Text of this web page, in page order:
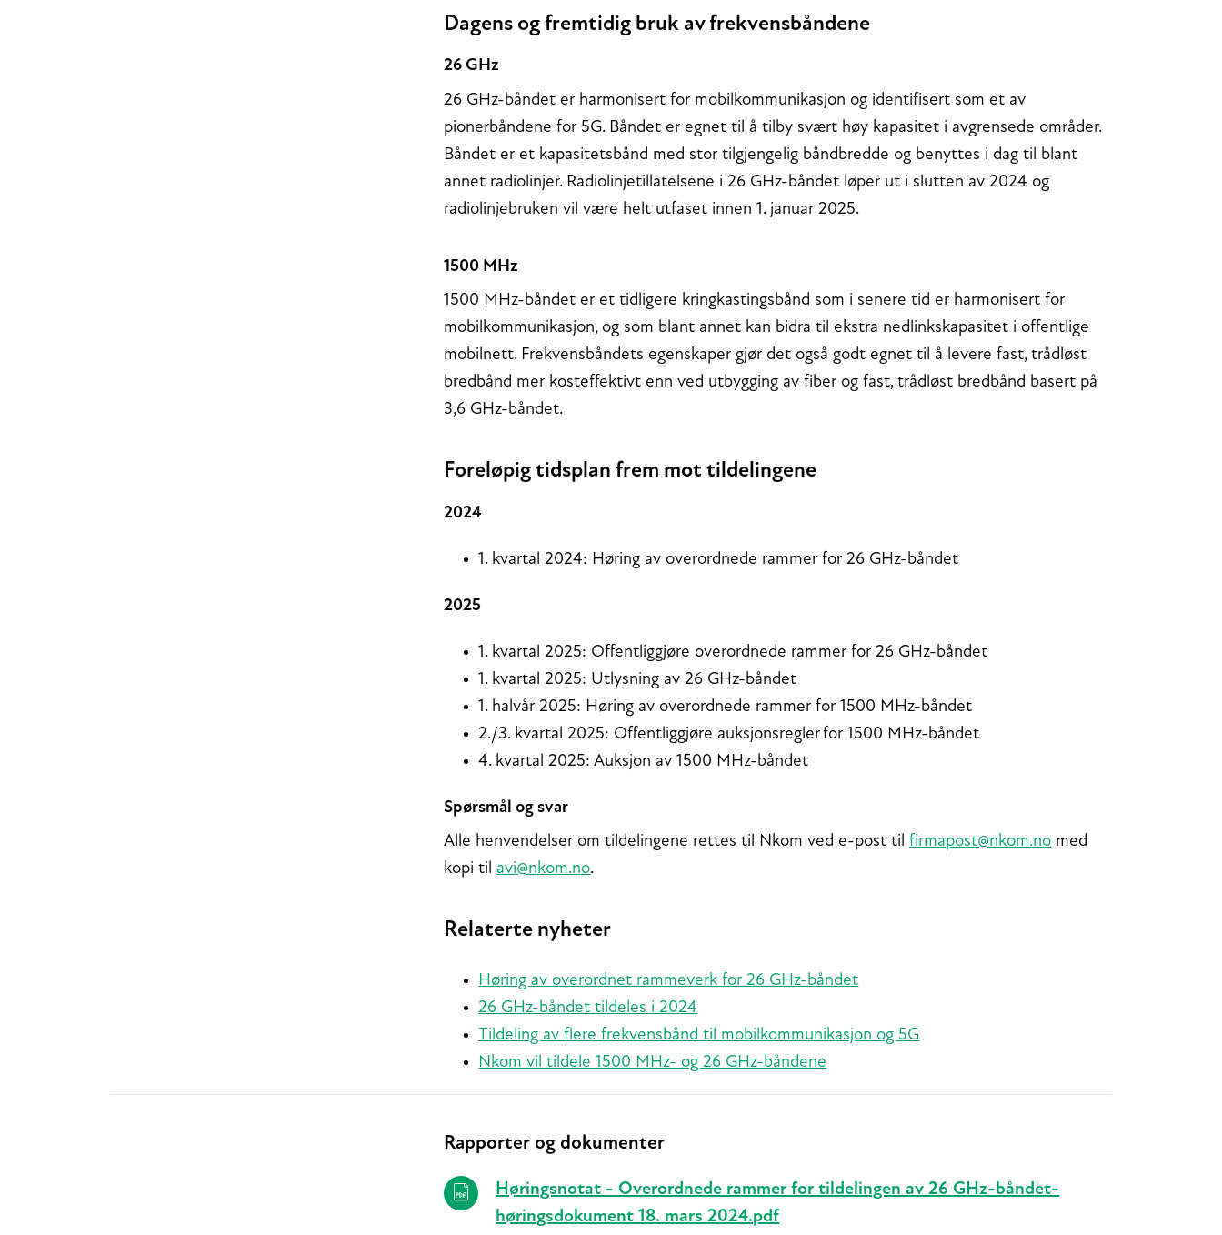
Dagens og fremtidig bruk av frekvensbåndene
26 GHz
26 GHz-båndet er harmonisert for mobilkommunikasjon og identifisert som et av
pionerbåndene for 5G. Båndet er egnet til å tilby svært høy kapasitet i avgrensede områder.
Båndet er et kapasitetsbånd med stor tilgjengelig båndbredde og benyttes i dag til blant
annet radiolinjer. Radiolinjetillatelsene i 26 GHz-båndet løper ut i slutten av 2024 og
radiolinjebruken vil være helt utfaset innen 1. januar 2025.
1500 MHz
1500 MHz-båndet er et tidligere kringkastingsbånd som i senere tid er harmonisert for
mobilkommunikasjon, og som blant annet kan bidra til ekstra nedlinkskapasitet i offentlige
mobilnett. Frekvensbåndets egenskaper gjør det også godt egnet til å levere fast, trådløst
bredbånd mer kosteffektivt enn ved utbygging av fiber og fast, trådløst bredbånd basert på
3,6 GHz-båndet.
Foreløpig tidsplan frem mot tildelingene
2024
1. kvartal 2024: Høring av overordnede rammer for 26 GHz-båndet
2025
1. kvartal 2025: Offentliggjøre overordnede rammer for 26 GHz-båndet
1. kvartal 2025: Utlysning av 26 GHz-båndet
1. halvår 2025: Høring av overordnede rammer for 1500 MHz-båndet
2./3. kvartal 2025: Offentliggjøre auksjonsregler for 1500 MHz-båndet
4. kvartal 2025: Auksjon av 1500 MHz-båndet
Spørsmål og svar
Alle henvendelser om tildelingene rettes til Nkom ved e-post tilfirmapost@nkom.no med
kopi tilavi@nkom.no.
Relaterte nyheter
Høring av overordnet rammeverk for 26 GHz-båndet
26 GHz-båndet tildeles i 2024
Tildeling av flere frekvensbånd til mobilkommunikasjon og 5G
Nkom vil tildele 1500 MHz- og 26 GHz-båndene
Relaterte
Rapporter og dokumenter
Høringsnotat - Overordnede rammer for tildelingen av 26 GHz-båndet-
høringsdokument 18. mars 2024.pdf